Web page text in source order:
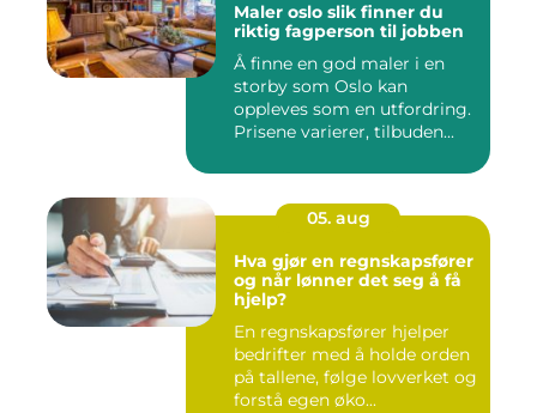
Maler oslo slik finner du
riktig fagperson til jobben
Å finne en god maler i en
storby som Oslo kan
oppleves som en utfordring.
Prisene varierer, tilbuden...
05. aug
Hva gjør en regnskapsfører
og når lønner det seg å få
hjelp?
En regnskapsfører hjelper
bedrifter med å holde orden
på tallene, følge lovverket og
forstå egen øko...